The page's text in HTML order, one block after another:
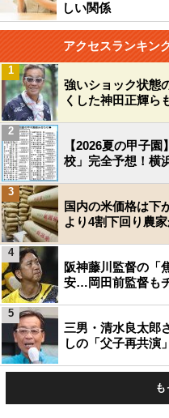
しい関係
アクセスランキン
強いショック状態
くした神田正輝ら
1
【2026夏の甲子
校」完全予想！横
2
国内の米価格は下
より4割下回り農
3
阪神藤川監督の「
安…岡田前監督も
4
三男・清水良太郎
しの「父子再共演
5
も